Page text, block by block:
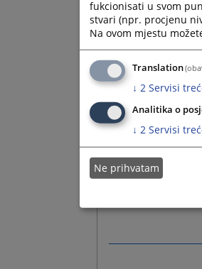
fukcionisati u svom
stvari (npr. procjenu
Na ovom mjestu
Translation
↓ 2 Servisi
Analitika o
↓ 2 Servisi
Ne prihvatam